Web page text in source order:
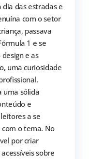
das estradas e
com o setor
passava
1 e se
e as
uma curiosidade
uma sólida
e
a se
o tema. No
por criar
sobre